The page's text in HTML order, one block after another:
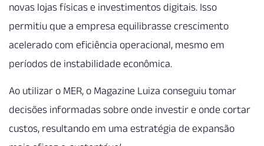
novas lojas físicas e investimentos digitais. Isso
permitiu que a empresa equilibrasse crescimento
acelerado com eficiência operacional, mesmo em
períodos de instabilidade econômica.
Ao utilizar o MER, o Magazine Luiza conseguiu tomar
decisões informadas sobre onde investir e onde cortar
custos, resultando em uma estratégia de expansão